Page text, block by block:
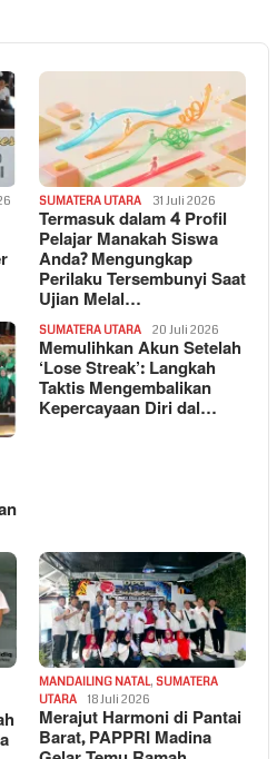
SUMATERA UTARA 31 Juli 2026
Termasuk dalam 4 Profil
Pelajar Manakah Siswa
Anda? Mengungkap
Perilaku Tersembunyi Saat
Ujian Melal…
SUMATERA UTARA 20 Juli 2026
Memulihkan Akun Setelah
‘Lose Streak’: Langkah
Taktis Mengembalikan
Kepercayaan Diri dal…
MANDAILING NATAL, SUMATERA
UTARA
18 Juli 2026
Merajut Harmoni di Pantai
Barat, PAPPRI Madina